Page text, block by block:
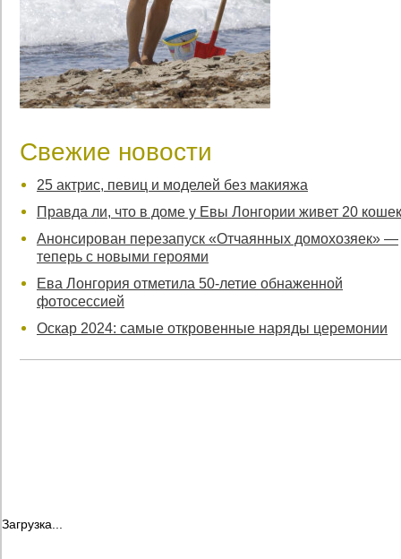
Свежие новости
25 актрис, певиц и моделей без макияжа
Правда ли, что в доме у Евы Лонгории живет 20
Анонсирован перезапуск «Отчаянных домохозяек» —
теперь с новыми героями
Ева Лонгория отметила 50-летие обнаженной
фотосессией
Оскар 2024: самые откровенные наряды церемонии
Загрузка...